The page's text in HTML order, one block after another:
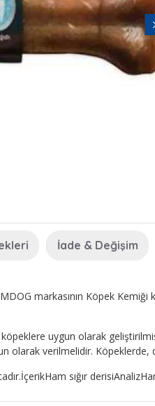
İade & Değişim
markasının Köpek
uygun olarak
olarak verilmelidir.
sığır